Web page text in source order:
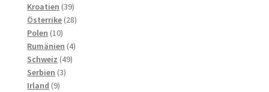
produkter
Kroatien 3939
produkter
Österrike 2828
Polen 1010
produkter
Rumänien 44
Schweiz 4949
Serbien 33
Irland 99